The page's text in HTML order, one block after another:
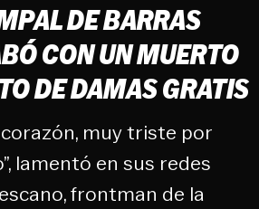
DE BARRAS
CON UN MUERTO
DE DAMAS GRATIS
muy triste por
lamentó en sus redes
frontman de la